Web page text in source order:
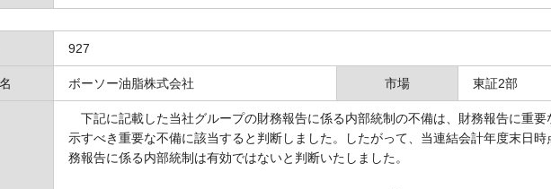
927
ボーソー油脂株式会社 市場 東証2部
下記に記載した当社グループの財務報告に係る内部統制の不備は、財務報告に重要
示すべき重要な不備に該当すると判断しました。したがって、当連結会計年度末日
務報告に係る内部統制は有効ではないと判断いたしました。